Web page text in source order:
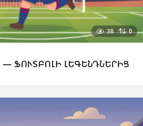
38 0
ՖՈՒՏԲՈԼԻ ԼԵԳԵՆԴՆԵՐԻՑ